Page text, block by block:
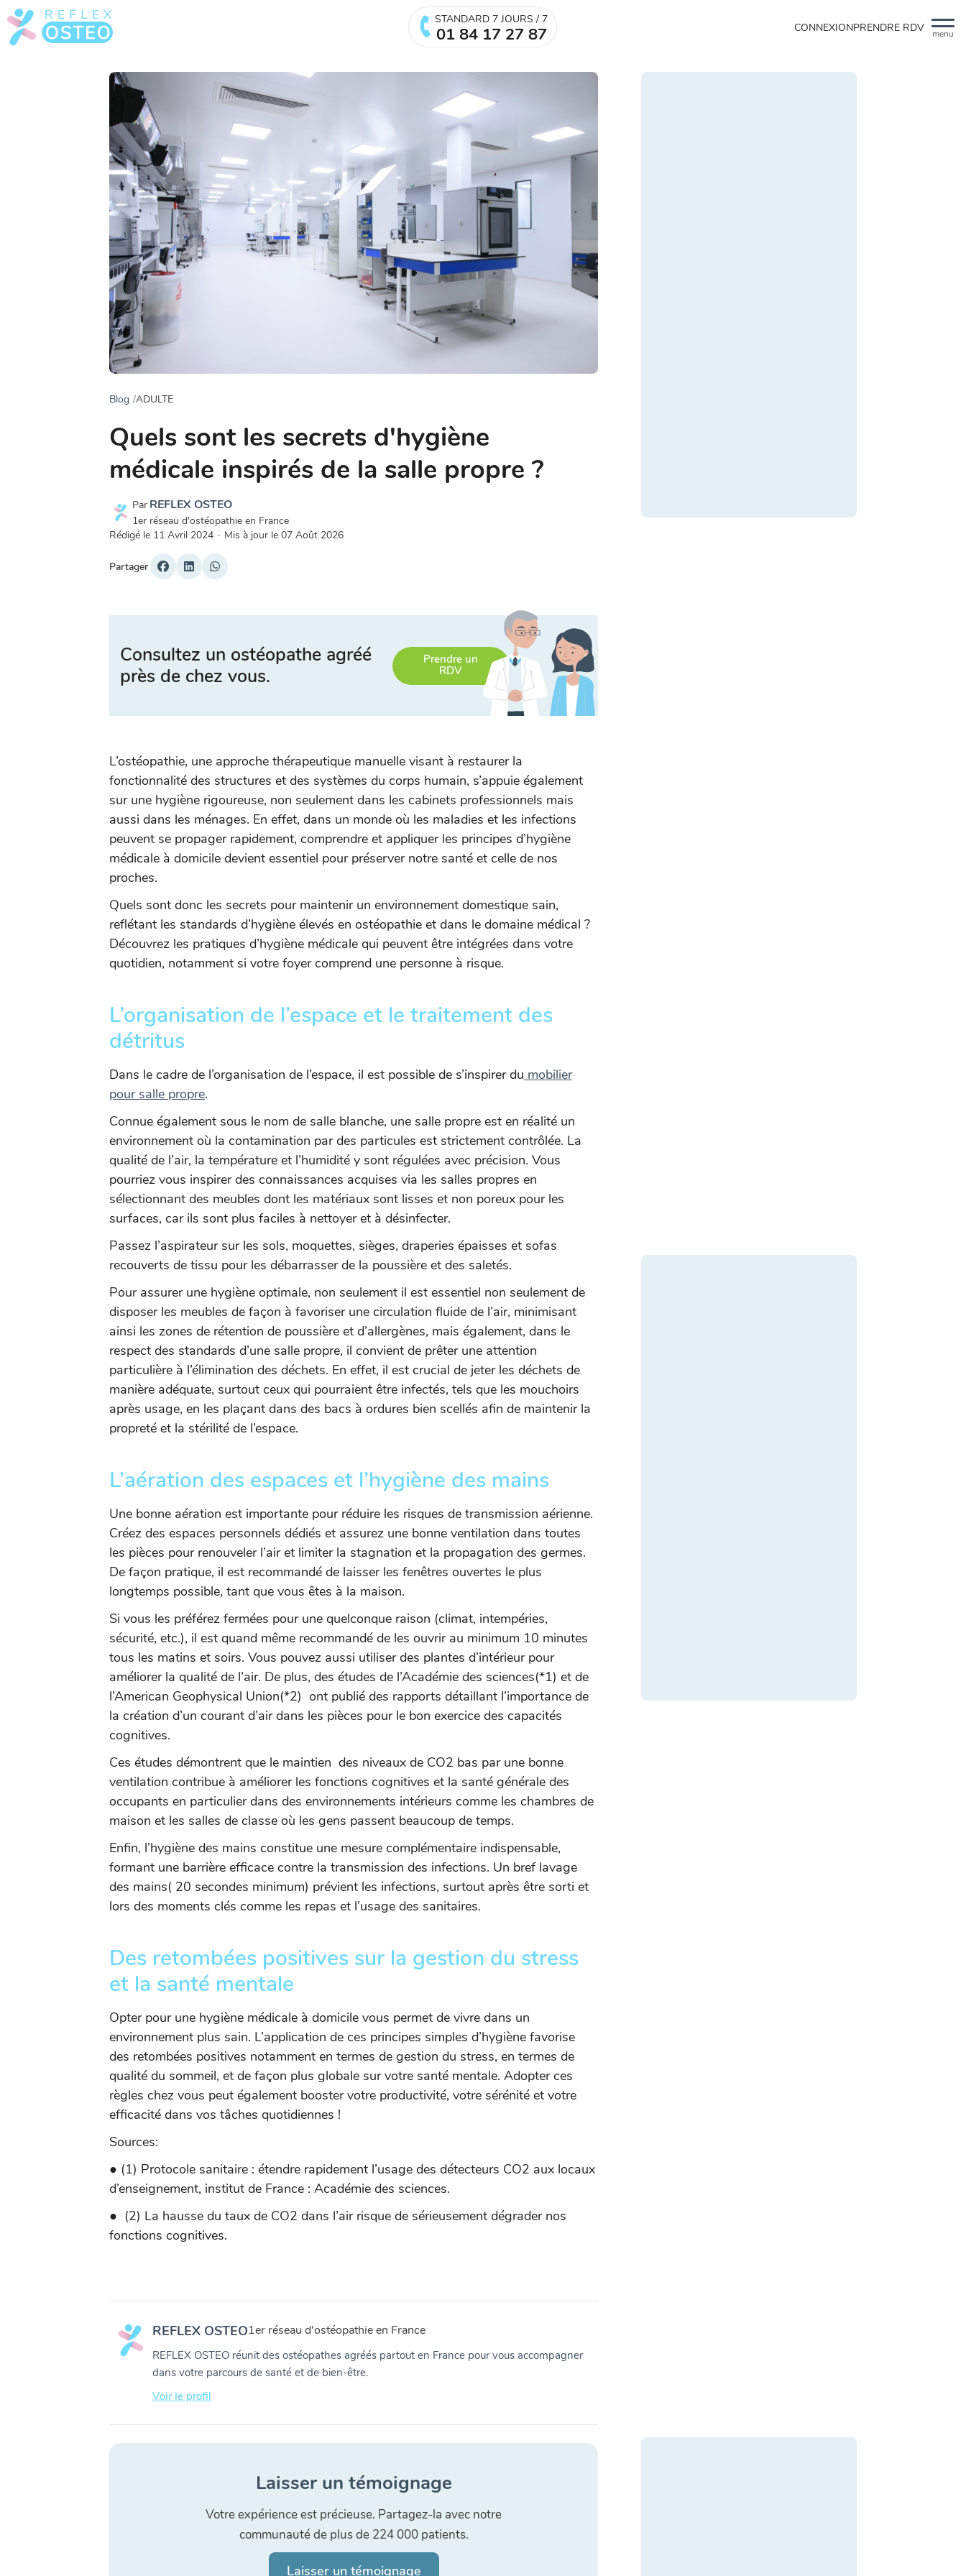
menu
STANDARD 7 JOURS / 7
01 84 17 27 87 CONNEXIONPRENDRE RDV
Blog ADULTE
Quels sont les secrets d'hygiène
médicale inspirés de la salle propre ?
Par REFLEX OSTEO
1er réseau d'ostéopathie en France
Rédigé le 11 Avril 2024 · Mis à jour le 07 Août 2026
Partager
Consultez un ostéopathe agréé
près de chez vous.
Prendre un
RDV
L’ostéopathie, une approche thérapeutique manuelle visant à restaurer la
fonctionnalité des structures et des systèmes du corps humain, s’appuie également
sur une hygiène rigoureuse, non seulement dans les cabinets professionnels mais
aussi dans les ménages. En effet, dans un monde où les maladies et les infections
peuvent se propager rapidement, comprendre et appliquer les principes d’hygiène
médicale à domicile devient essentiel pour préserver notre santé et celle de nos
proches.
Quels sont donc les secrets pour maintenir un environnement domestique sain,
reflétant les standards d’hygiène élevés en ostéopathie et dans le domaine médical ?
Découvrez les pratiques d’hygiène médicale qui peuvent être intégrées dans votre
quotidien, notamment si votre foyer comprend une personne à risque.
L’organisation de l’espace et le traitement des
détritus
Dans le cadre de l’organisation de l’espace, il est possible de s’inspirer du mobilier
pour salle propre.
Connue également sous le nom de salle blanche, une salle propre est en réalité un
environnement où la contamination par des particules est strictement contrôlée. La
qualité de l’air, la température et l’humidité y sont régulées avec précision. Vous
pourriez vous inspirer des connaissances acquises via les salles propres en
sélectionnant des meubles dont les matériaux sont lisses et non poreux pour les
surfaces, car ils sont plus faciles à nettoyer et à désinfecter.
Passez l’aspirateur sur les sols, moquettes, sièges, draperies épaisses et sofas
recouverts de tissu pour les débarrasser de la poussière et des saletés.
Pour assurer une hygiène optimale, non seulement il est essentiel non seulement de
disposer les meubles de façon à favoriser une circulation fluide de l’air, minimisant
ainsi les zones de rétention de poussière et d’allergènes, mais également, dans le
respect des standards d’une salle propre, il convient de prêter une attention
particulière à l’élimination des déchets. En effet, il est crucial de jeter les déchets de
manière adéquate, surtout ceux qui pourraient être infectés, tels que les mouchoirs
après usage, en les plaçant dans des bacs à ordures bien scellés afin de maintenir la
propreté et la stérilité de l’espace.
L’aération des espaces et l’hygiène des mains
Une bonne aération est importante pour réduire les risques de transmission aérienne.
Créez des espaces personnels dédiés et assurez une bonne ventilation dans toutes
les pièces pour renouveler l’air et limiter la stagnation et la propagation des germes.
De façon pratique, il est recommandé de laisser les fenêtres ouvertes le plus
longtemps possible, tant que vous êtes à la maison.
Si vous les préférez fermées pour une quelconque raison (climat, intempéries,
sécurité, etc.), il est quand même recommandé de les ouvrir au minimum 10 minutes
tous les matins et soirs. Vous pouvez aussi utiliser des plantes d’intérieur pour
améliorer la qualité de l’air. De plus, des études de l’Académie des sciences(*1) et de
l’American Geophysical Union(*2) ont publié des rapports détaillant l’importance de
la création d’un courant d’air dans les pièces pour le bon exercice des capacités
cognitives.
Ces études démontrent que le maintien des niveaux de CO2 bas par une bonne
ventilation contribue à améliorer les fonctions cognitives et la santé générale des
occupants en particulier dans des environnements intérieurs comme les chambres de
maison et les salles de classe où les gens passent beaucoup de temps.
Enfin, l’hygiène des mains constitue une mesure complémentaire indispensable,
formant une barrière efficace contre la transmission des infections. Un bref lavage
des mains( 20 secondes minimum) prévient les infections, surtout après être sorti et
lors des moments clés comme les repas et l’usage des sanitaires.
Des retombées positives sur la gestion du stress
et la santé mentale
Opter pour une hygiène médicale à domicile vous permet de vivre dans un
environnement plus sain. L’application de ces principes simples d’hygiène favorise
des retombées positives notamment en termes de gestion du stress, en termes de
qualité du sommeil, et de façon plus globale sur votre santé mentale. Adopter ces
règles chez vous peut également booster votre productivité, votre sérénité et votre
efficacité dans vos tâches quotidiennes !
Sources:
● (1) Protocole sanitaire : étendre rapidement l’usage des détecteurs CO2 aux locaux
d’enseignement, institut de France : Académie des sciences.
● (2) La hausse du taux de CO2 dans l’air risque de sérieusement dégrader nos
fonctions cognitives.
REFLEX OSTEO1er réseau d'ostéopathie en France
REFLEX OSTEO réunit des ostéopathes agréés partout en France pour vous accompagner
dans votre parcours de santé et de bien-être.
Voir le profil
Laisser un témoignage
Votre expérience est précieuse. Partagez-la avec notre
communauté de plus de 224 000 patients.
Laisser un témoignage